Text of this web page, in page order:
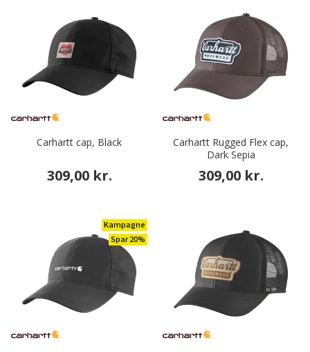
Carhartt cap, Black
309,00 kr.
Carhartt Rugged Flex cap,
Dark Sepia
309,00 kr.
Kampagne
Spar 20%